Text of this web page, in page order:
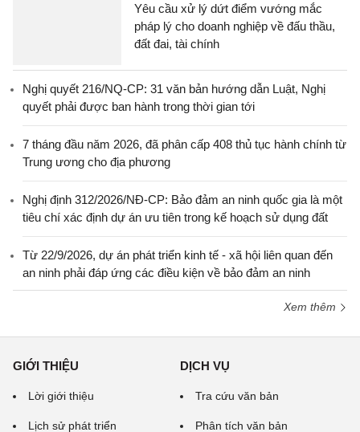
Yêu cầu xử lý dứt điểm vướng mắc
pháp lý cho doanh nghiệp về đấu thầu,
đất đai, tài chính
Nghị quyết 216/NQ-CP: 31 văn bản hướng dẫn Luật, Nghị
quyết phải được ban hành trong thời gian tới
7 tháng đầu năm 2026, đã phân cấp 408 thủ tục hành chính từ
Trung ương cho địa phương
Nghị định 312/2026/NĐ-CP: Bảo đảm an ninh quốc gia là một
tiêu chí xác định dự án ưu tiên trong kế hoạch sử dụng đất
Từ 22/9/2026, dự án phát triển kinh tế - xã hội liên quan đến
an ninh phải đáp ứng các điều kiện về bảo đảm an ninh
Xem thêm
GIỚI THIỆU
Lời giới thiệu
Lịch sử phát triển
DỊCH VỤ
Tra cứu văn bản
Phân tích văn bản